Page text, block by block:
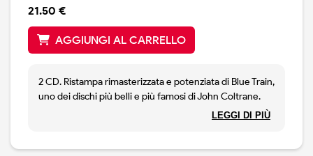
21.50 €
AGGIUNGI AL CARRELLO
2 CD. Ristampa rimasterizzata e potenziata di Blue Train,
uno dei dischi più belli e più famosi di John Coltrane.
Unico disco di Trane per la Blue Note, Blue Train è stato
LEGGI DI PIÙ